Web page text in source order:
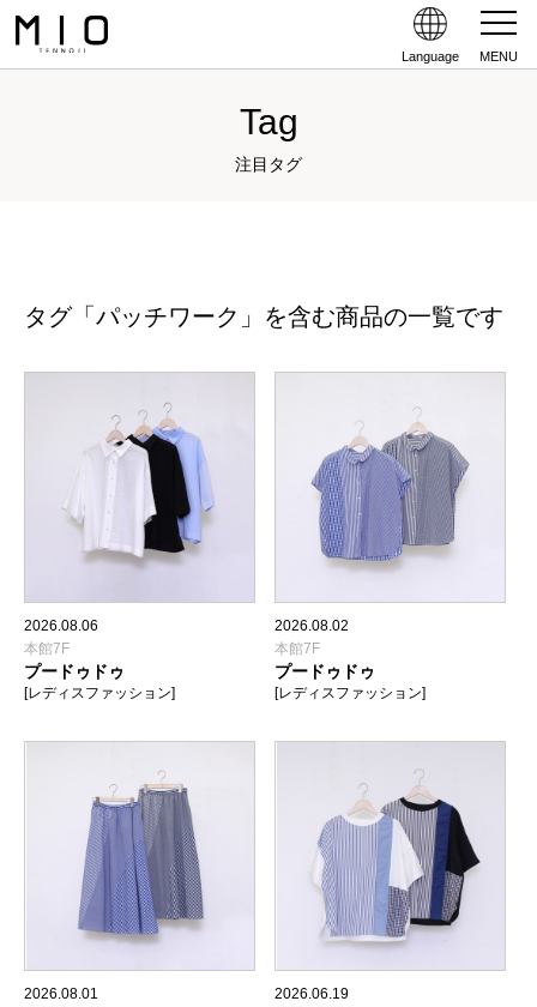
Language MENU
Tag
注目タグ
タグ「パッチワーク」を含む商品の一覧です
2026.08.06
本館7F
プードゥドゥ
[レディスファッション]
2026.08.02
本館7F
プードゥドゥ
[レディスファッション]
2026.08.01
2026.06.19